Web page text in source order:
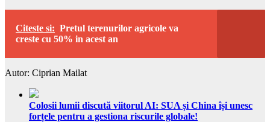
Citeste si: Pretul terenurilor agricole va
creste cu 50% in acest an
Autor: Ciprian Mailat
Colosii lumii discută viitorul AI: SUA și China își unesc
forțele pentru a gestiona riscurile globale!